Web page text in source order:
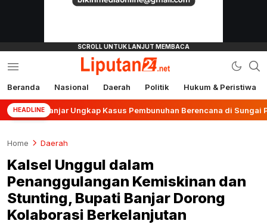
liputan24.net
Beranda Nasional Daerah Politik Hukum & Peristiwa
HEADLINE
Banjar Ungkap Kasus Pembunuhan Berencana di Sungai Pinang
Home Daerah
Kalsel Unggul dalam
Penanggulangan Kemiskinan dan
Stunting, Bupati Banjar Dorong
Kolaborasi Berkelanjutan